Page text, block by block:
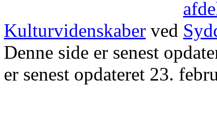
Kulturvidenskaber ved
Denne side er senest
er senest opdateret 23.